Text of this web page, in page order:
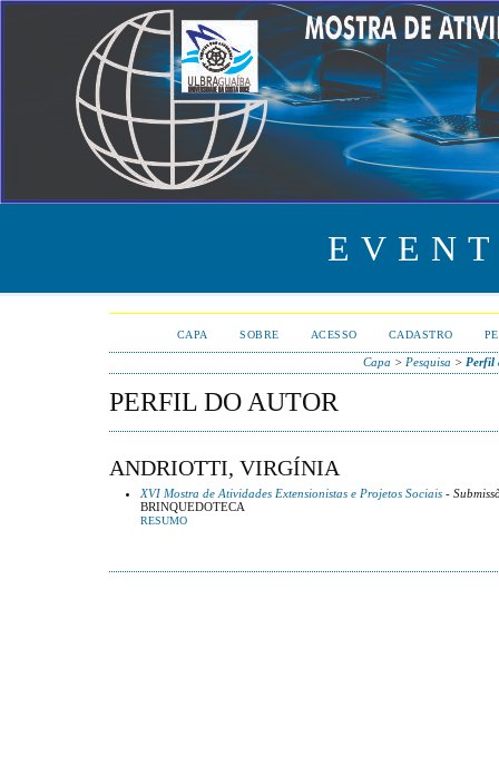
CAPA SOBRE ACESSO CADASTRO
Capa > Pesquisa > Perfil
PERFIL DO AUTOR
ANDRIOTTI, VIRGÍNIA
XVI Mostra de Atividades Extensionistas e Projetos Sociais -
BRINQUEDOTECA
RESUMO